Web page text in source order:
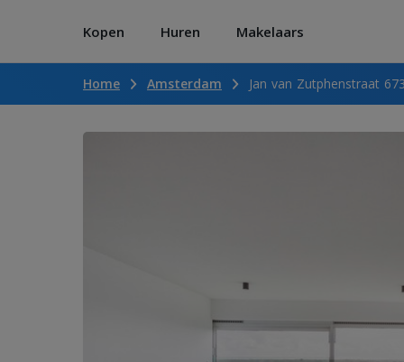
Kopen Huren Makelaars
Home Amsterdam Jan van Zutphenstraat 673